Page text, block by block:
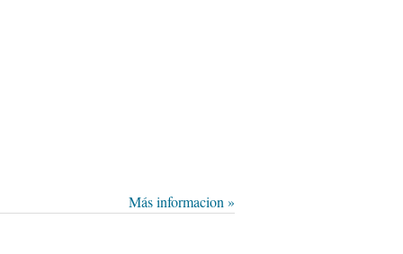
Más informacion »